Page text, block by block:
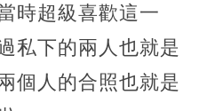
時超級喜歡這一
私下的兩人也就是
個人的合照也就是